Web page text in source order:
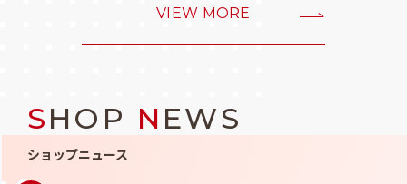
VIEW MORE
SHOP N EWS
ショップニュース